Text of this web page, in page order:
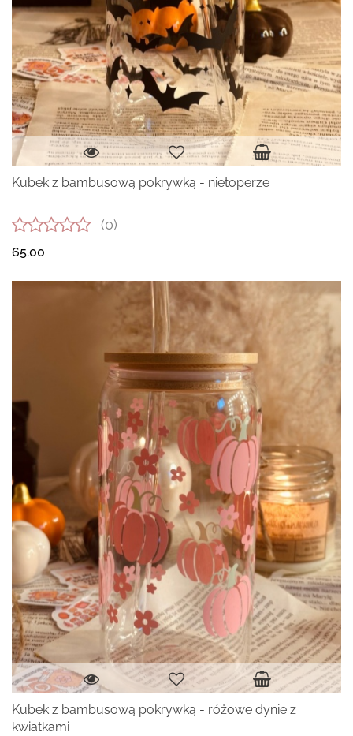
Kubek z bambusową pokrywką - nietoperze
(0)
65.00
Kubek z bambusową pokrywką - różowe dynie z
kwiatkami